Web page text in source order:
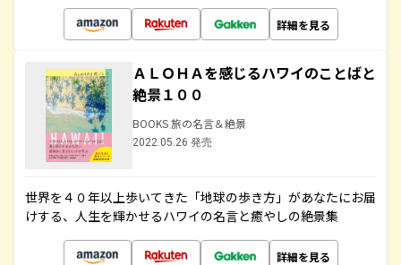
詳細を見る
ＡＬＯＨＡを感じるハワイのことばと
絶景１００
BOOKS 旅の名言＆絶景
2022.05.26 発売
世界を４０年以上歩いてきた「地球の歩き方」があなたにお届
けする、人生を輝かせるハワイの名言と癒やしの絶景集
詳細を見る